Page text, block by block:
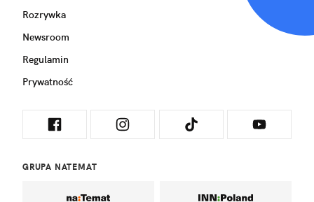
Rozrywka
Newsroom
Regulamin
Prywatność
GRUPA NATEMAT